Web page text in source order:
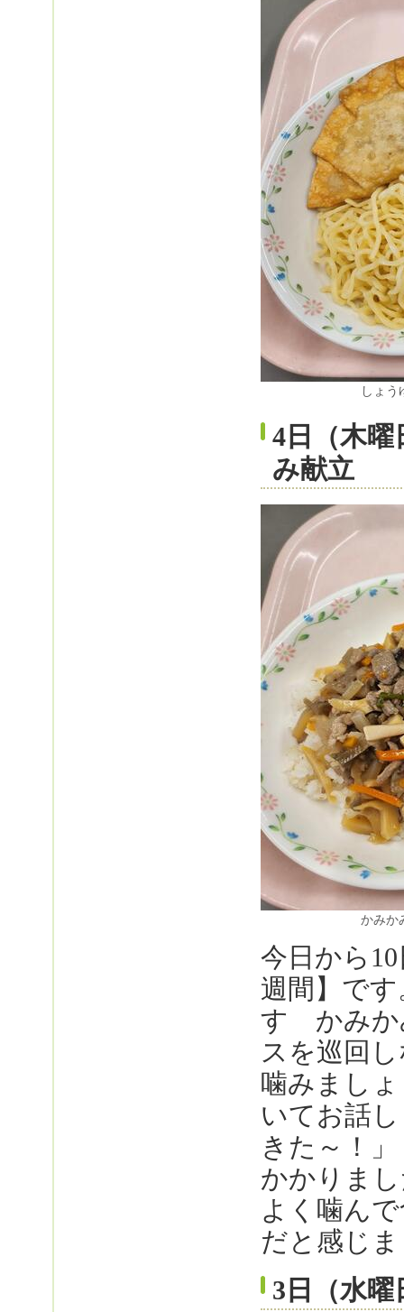
しょ
4日（木
み献立
かみ
今日から
週間】で
す かみか
スを巡回
噛みまし
いてお話
きた～！
かかりま
よく噛ん
だと感じ
3日（水曜